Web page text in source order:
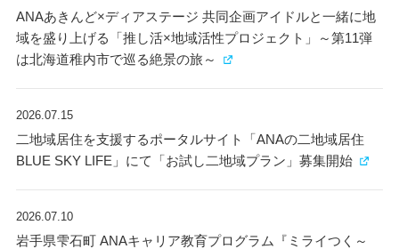
ANAあきんど×ディアステージ 共同企画アイドルと一緒に地
域を盛り上げる「推し活×地域活性プロジェクト」～第11弾
は北海道稚内市で巡る絶景の旅～
2026.07.15
二地域居住を支援するポータルサイト「ANAの二地域居住
BLUE SKY LIFE」にて「お試し二地域プラン」募集開始
2026.07.10
岩手県雫石町 ANAキャリア教育プログラム『ミライつく～